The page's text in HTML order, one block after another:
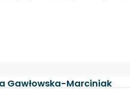
Gawłowska-Marciniak